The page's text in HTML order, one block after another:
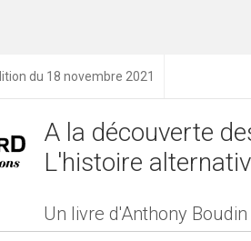
du 18 novembre 2021
A la découverte
L'histoire
Un livre d'Anthony